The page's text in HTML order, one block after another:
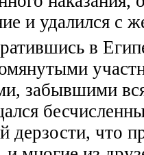
и удалился с
в
забывшими
дерзости, что